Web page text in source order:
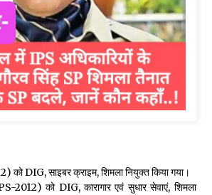
को DIG, साइबर क्राइम, शिमला नियुक्त किया गया।
2012) को DIG, कारागार एवं सुधार सेवाएं, शिमला